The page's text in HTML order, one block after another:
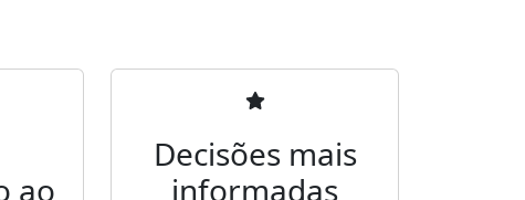
ao
Decisões mais
informadas